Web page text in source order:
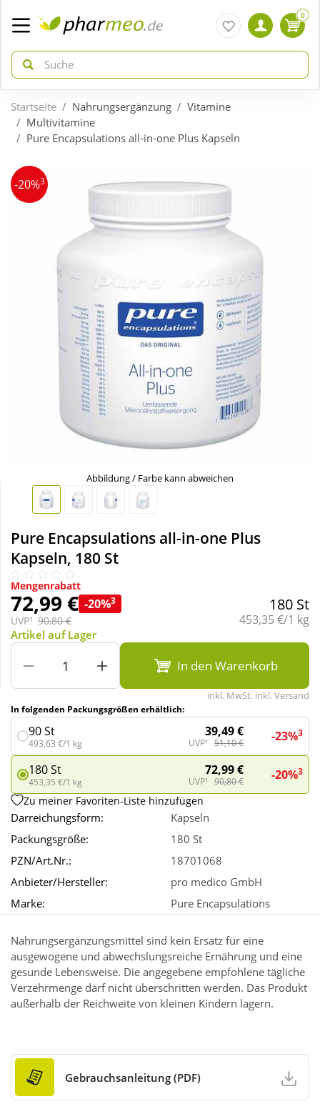
zurück
Aktuelle Coupons
Gratis dazu
Neuheiten
Schnäppchen
zurück
Arzneimittel
Bio & Genuss
Körperpflege & Kosmetik
Liebe & Erotik
Mutter & Kind
Natur & Homöopathie
Sanitätshaus
Sport & Fitness
Tierbedarf
0
Startseite Nahrungsergänzung
Vitamine
Multivitamine
Pure Encapsulations all-in-one Plus Kapseln
-20%3
Abbildung / Farbe kann abweichen
Pure Encapsulations all-in-one Plus
Kapseln, 180 St
Mengenrabatt
72,99 € -20%3
UVP¹ 90,80 €
180 St
Grundpreis:
453,35 €/1 kg
Artikel auf Lager
In den Warenkorb
inkl. MwSt. inkl. Versand
In folgenden Packungsgrößen erhältlich:
90 St
493,63 €/1 kg
39,49 €
UVP¹ 51,10 € -23%3
180 St
453,35 €/1 kg
72,99 €
UVP¹ 90,80 € -20%3
Zu meiner Favoriten-Liste hinzufügen
Darreichungsform:
Kapseln
Packungsgröße:
180 St
PZN/Art.Nr.:
18701068
Anbieter/Hersteller:
pro medico GmbH
Marke:
Pure Encapsulations
Nahrungsergänzungsmittel sind kein Ersatz für eine
ausgewogene und abwechslungsreiche Ernährung und eine
gesunde Lebensweise. Die angegebene empfohlene tägliche
Verzehrmenge darf nicht überschritten werden. Das Produkt
außerhalb der Reichweite von kleinen Kindern lagern.
Gebrauchsanleitung (PDF)